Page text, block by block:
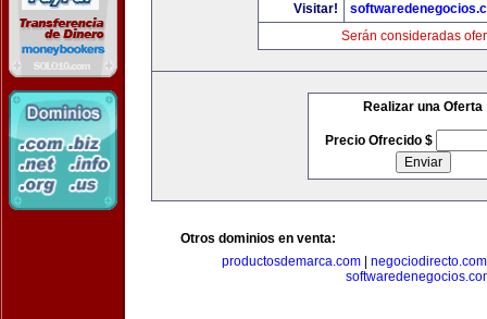
Visitar!
Serán consideradas
Realizar una Oferta
Precio Ofrecido $
Otros dominios en venta:
productosdemarca.com| negociodirecto.com